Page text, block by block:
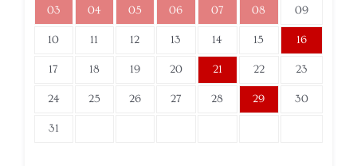
03 04 05 06 07 08 09
10 11 12 13 14 15 16
17 18 19 20 21 22 23
24 25 26 27 28 29 30
31